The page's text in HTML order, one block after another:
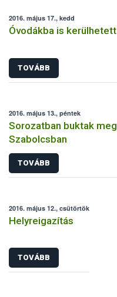
2016. május 17., kedd
Óvodákba is
TOVÁBB
2016. május 13., péntek
Sorozatban buktak
Szabolcsban
TOVÁBB
2016. május 12., csütörtök
Helyreigazítás
TOVÁBB